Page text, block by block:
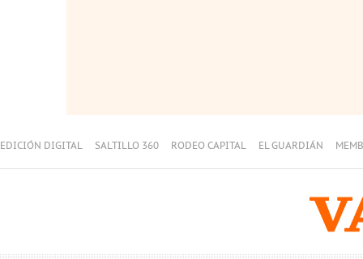
EDICIÓN DIGITAL SALTILLO 360 RODEO CAPITAL EL GUARDIÁN